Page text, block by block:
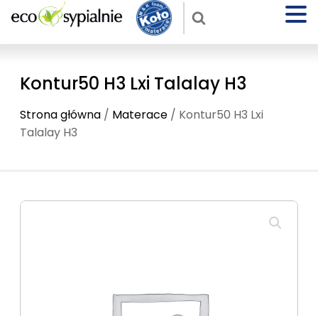
Kontur50 H3 Lxi Talalay H3
Strona główna / Materace / Kontur50 H3 Lxi
Talalay H3